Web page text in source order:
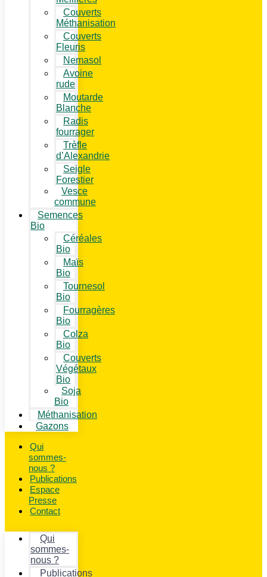
Couverts
Méthanisation
Couverts
Fleuris
Nemasol
Avoine
rude
Moutarde
Blanche
Radis
fourrager
Trèfle
d’Alexandrie
Seigle
Forestier
Vesce
commune
Semences
Bio
Céréales
Bio
Maïs
Bio
Tournesol
Bio
Fourragères
Bio
Colza
Bio
Couverts
Végétaux
Bio
Soja
Bio
Méthanisation
Gazons
Qui
sommes-
nous ?
Publications
Espace
Presse
Contact
Qui
sommes-
nous ?
Publications